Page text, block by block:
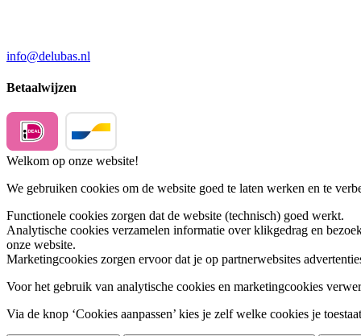
info@delubas.nl
Betaalwijzen
Welkom op onze website!
We gebruiken cookies om de website goed te laten werken en te
Functionele cookies zorgen dat de website (technisch) goed werkt.
Analytische cookies verzamelen informatie over klikgedrag en
onze website.
Marketingcookies zorgen ervoor dat je op partnerwebsites
Voor het gebruik van analytische cookies en marketingcookies
Via de knop ‘Cookies aanpassen’ kies je zelf welke cookies je